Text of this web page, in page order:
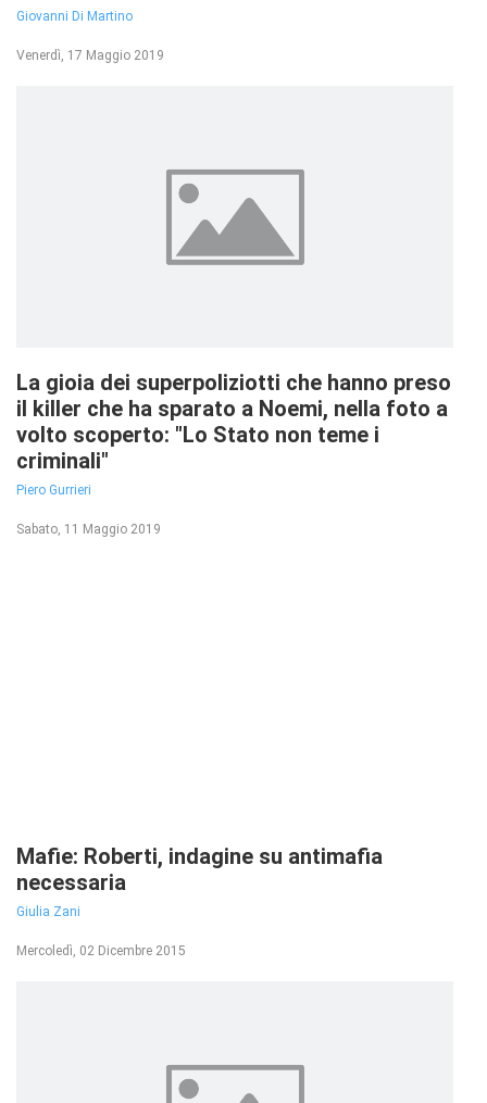
Giovanni Di Martino
Venerdì, 17 Maggio 2019
La gioia dei superpoliziotti che hanno preso
il killer che ha sparato a Noemi, nella foto a
volto scoperto: "Lo Stato non teme i
criminali"
Piero Gurrieri
Sabato, 11 Maggio 2019
Mafie: Roberti, indagine su antimafia
necessaria
Giulia Zani
Mercoledì, 02 Dicembre 2015